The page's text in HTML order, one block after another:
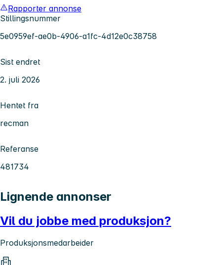
Rapporter annonse
Stillingsnummer
5e0959ef-ae0b-4906-a1fc-4d12e0c38758
Sist endret
2. juli 2026
Hentet fra
recman
Referanse
481734
Lignende annonser
Vil du jobbe med produksjon?
Produksjonsmedarbeider